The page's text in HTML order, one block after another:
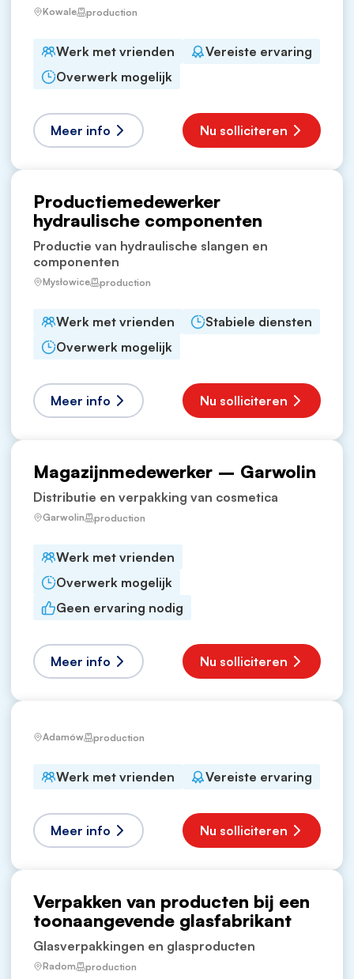
Kowale production
Werk met vrienden
Vereiste ervaring
Overwerk mogelijk
Meer info Nu solliciteren
Productiemedewerker
hydraulische componenten
Productie van hydraulische slangen en
componenten
Mysłowice production
Werk met vrienden
Stabiele diensten
Overwerk mogelijk
Meer info Nu solliciteren
Magazijnmedewerker – Garwolin
Distributie en verpakking van cosmetica
Garwolin production
Werk met vrienden
Overwerk mogelijk
Geen ervaring nodig
Meer info Nu solliciteren
Adamów production
Werk met vrienden Vereiste ervaring
Meer info Nu solliciteren
Verpakken van producten bij een
toonaangevende glasfabrikant
Glasverpakkingen en glasproducten
Radom production